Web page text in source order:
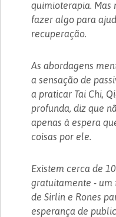
quimioterapia. Mas
fazer algo para
recuperação.
As abordagens
a sensação de
a praticar Tai Chi,
profunda, diz que
apenas à espera
coisas por ele.
Existem cerca de
gratuitamente - um
de Sirlin e Rones
esperança de